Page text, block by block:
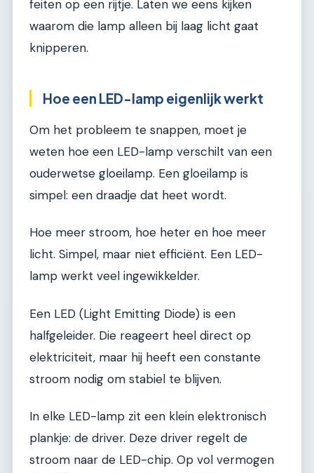
feiten op een rijtje. Laten we eens kijken
waarom die lamp alleen bij laag licht gaat
knipperen.
Hoe een LED-lamp eigenlijk werkt
Om het probleem te snappen, moet je
weten hoe een LED-lamp verschilt van een
ouderwetse gloeilamp. Een gloeilamp is
simpel: een draadje dat heet wordt.
Hoe meer stroom, hoe heter en hoe meer
licht. Simpel, maar niet efficiënt. Een LED-
lamp werkt veel ingewikkelder.
Een LED (Light Emitting Diode) is een
halfgeleider. Die reageert heel direct op
elektriciteit, maar hij heeft een constante
stroom nodig om stabiel te blijven.
In elke LED-lamp zit een klein elektronisch
plankje: de driver. Deze driver regelt de
stroom naar de LED-chip. Op vol vermogen